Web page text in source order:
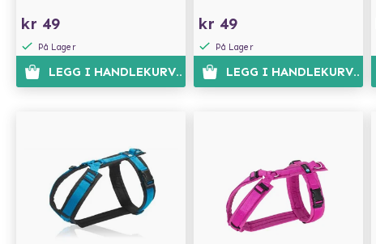
kr 49
På Lager
LEGG I HANDLEKURVEN
kr 49
På Lager
LEGG I HANDLEKURVEN